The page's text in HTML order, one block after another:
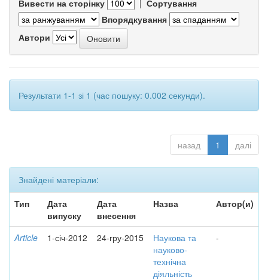
Вивести на сторінку | Сортування
Впорядкування
Автори
Результати 1-1 зі 1 (час пошуку: 0.002 секунди).
назад 1 далі
Знайдені матеріали:
Тип
Дата
випуску
Дата
внесення
Назва Автор(и)
Article 1-січ-2012 24-гру-2015
Наукова та
науково-
технічна
діяльність
-